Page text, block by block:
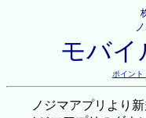
モバイ
ポイント
ノジマアプリより